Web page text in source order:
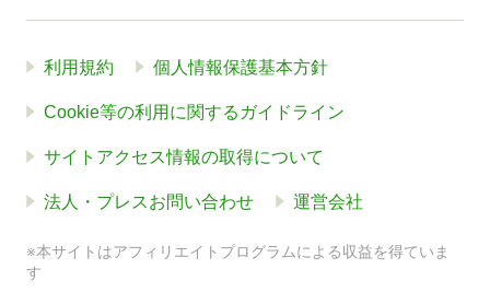
利用規約 個人情報保護基本方針
Cookie等の利用に関するガイドライン
サイトアクセス情報の取得について
法人・プレスお問い合わせ 運営会社
※本サイトはアフィリエイトプログラムによる収益を得ていま
す